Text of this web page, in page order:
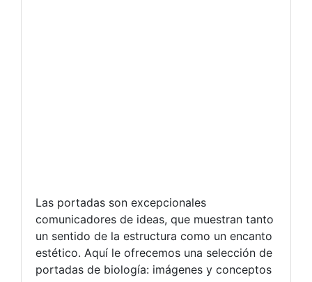
Las portadas son excepcionales
comunicadores de ideas, que muestran tanto
un sentido de la estructura como un encanto
estético. Aquí le ofrecemos una selección de
portadas de biología: imágenes y conceptos